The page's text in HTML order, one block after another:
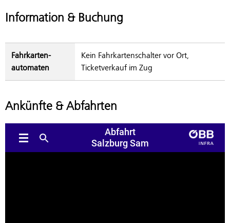
Information & Buchung
Fahrkarten­
automaten
Kein Fahrkartenschalter vor Ort,
Ticketverkauf im Zug
Ankünfte & Abfahrten